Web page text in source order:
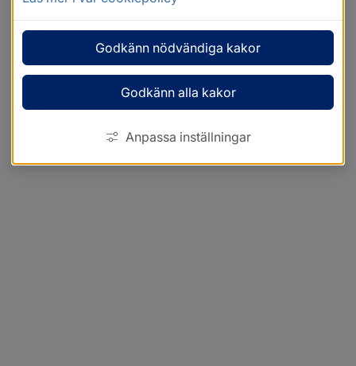
Godkänn nödvändiga kakor
Godkänn alla kakor
Anpassa inställningar